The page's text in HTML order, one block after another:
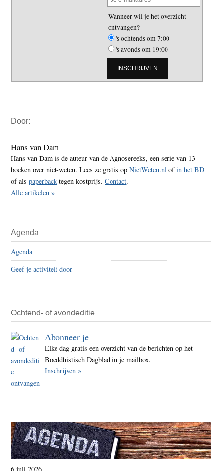
Wanneer wil je het overzicht
ontvangen?
's ochtends om 7:00
's avonds om 19:00
Sidebar
Door:
Hans van Dam
Hans van Dam is de auteur van de Agnosereeks, een serie van 13
boeken over niet-weten. Lees ze gratis opNietWeten.nl ofin het BD
of alspaperback tegen kostprijs.Contact.
Alle artikelen »
Agenda
Agenda
Geef je activiteit door
Ochtend- of avondeditie
Abonneer je
Elke dag gratis een overzicht van de berichten op het
Boeddhistisch Dagblad in je mailbox.
Inschrijven »
6 juli 2026